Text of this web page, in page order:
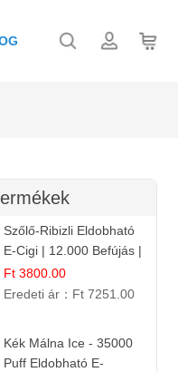
Szőlő-Ribizli Eldobható
E-Cigi | 12.000 Befújás |
Friss Gyümölcs Íz
Ft 3800.00
Eredeti ár： Ft 7251.00
Kék Málna Ice - 35000
Puff Eldobható E-